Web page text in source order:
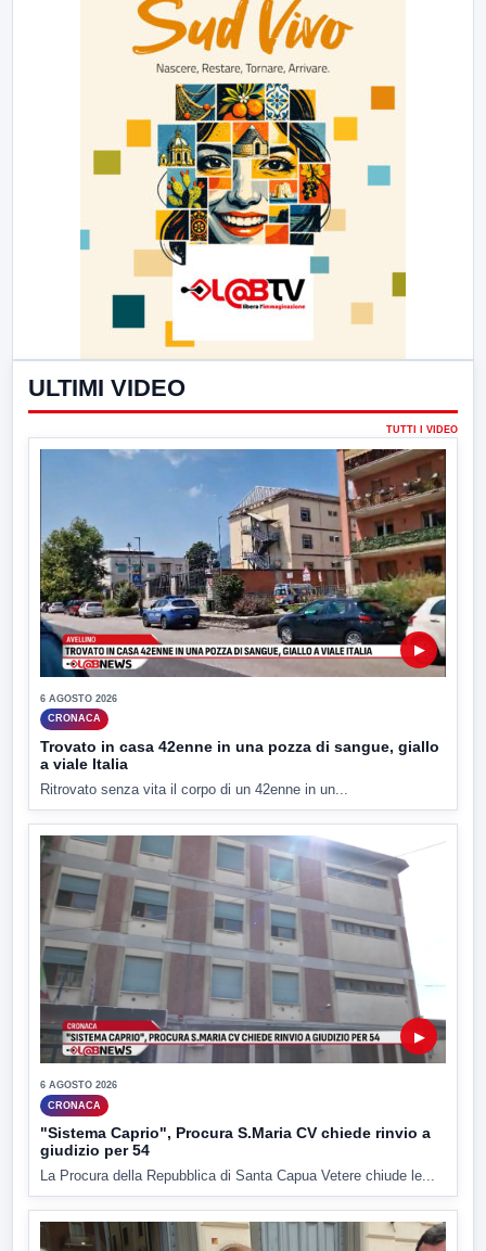
ULTIMI VIDEO
TUTTI I VIDEO
▶
6 AGOSTO 2026
CRONACA
Trovato in casa 42enne in una pozza di sangue, giallo
a viale Italia
Ritrovato senza vita il corpo di un 42enne in un...
▶
6 AGOSTO 2026
CRONACA
"Sistema Caprio", Procura S.Maria CV chiede rinvio a
giudizio per 54
La Procura della Repubblica di Santa Capua Vetere chiude le...